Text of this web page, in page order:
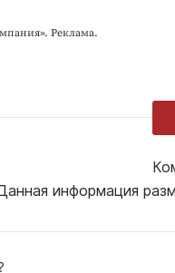
Реклама.
информация